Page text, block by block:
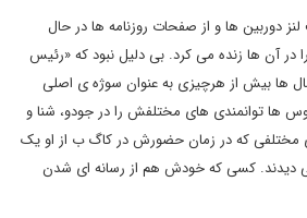
دوربین ها و از صفحات روزنامه ها در حال
در آن ها زنده می کرد. بی دلیل نبود که «رئیس
ها بیش از هرچیزی به عنوان سوژه ی اصلی
ها توانمندی های مختلفش را در جودو، شنا و
مختلفی که در زمان حضورش در کاگ ب از او یک
دیدند. کسی که خودش هم از رسانه ای شدن